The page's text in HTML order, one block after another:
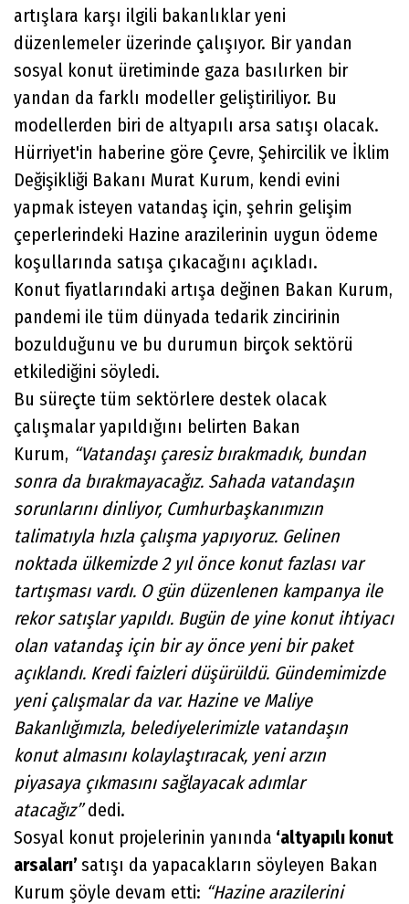
artışlara karşı ilgili bakanlıklar yeni
düzenlemeler üzerinde çalışıyor. Bir yandan
sosyal konut üretiminde gaza basılırken bir
yandan da farklı modeller geliştiriliyor. Bu
modellerden biri de altyapılı arsa satışı olacak.
Hürriyet'in haberine göre Çevre, Şehircilik ve İklim
Değişikliği Bakanı Murat Kurum, kendi evini
yapmak isteyen vatandaş için, şehrin gelişim
çeperlerindeki Hazine arazilerinin uygun ödeme
koşullarında satışa çıkacağını açıkladı.
Konut fiyatlarındaki artışa değinen Bakan Kurum,
pandemi ile tüm dünyada tedarik zincirinin
bozulduğunu ve bu durumun birçok sektörü
etkilediğini söyledi.
Bu süreçte tüm sektörlere destek olacak
çalışmalar yapıldığını belirten Bakan
Kurum, “Vatandaşı çaresiz bırakmadık, bundan
sonra da bırakmayacağız. Sahada vatandaşın
sorunlarını dinliyor, Cumhurbaşkanımızın
talimatıyla hızla çalışma yapıyoruz. Gelinen
noktada ülkemizde 2 yıl önce konut fazlası var
tartışması vardı. O gün düzenlenen kampanya ile
rekor satışlar yapıldı. Bugün de yine konut ihtiyacı
olan vatandaş için bir ay önce yeni bir paket
açıklandı. Kredi faizleri düşürüldü. Gündemimizde
yeni çalışmalar da var. Hazine ve Maliye
Bakanlığımızla, belediyelerimizle vatandaşın
konut almasını kolaylaştıracak, yeni arzın
piyasaya çıkmasını sağlayacak adımlar
atacağız”dedi.
Sosyal konut projelerinin yanında ‘altyapılı konut
arsaları’satışı da yapacakların söyleyen Bakan
Kurum şöyle devam etti: “Hazine arazilerini